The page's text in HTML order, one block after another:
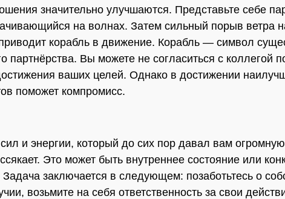
значительно улучшаются. Представьте себе
на волнах. Затем сильный порыв ветра
корабль в движение. Корабль — символ
партнёрства. Вы можете не согласиться с коллегой
ваших целей. Однако в достижении
поможет компромисс.
и энергии, который до сих пор давал вам
Это может быть внутреннее состояние или
Задача заключается в следующем: позаботьтесь о
возьмите на себя ответственность за свои